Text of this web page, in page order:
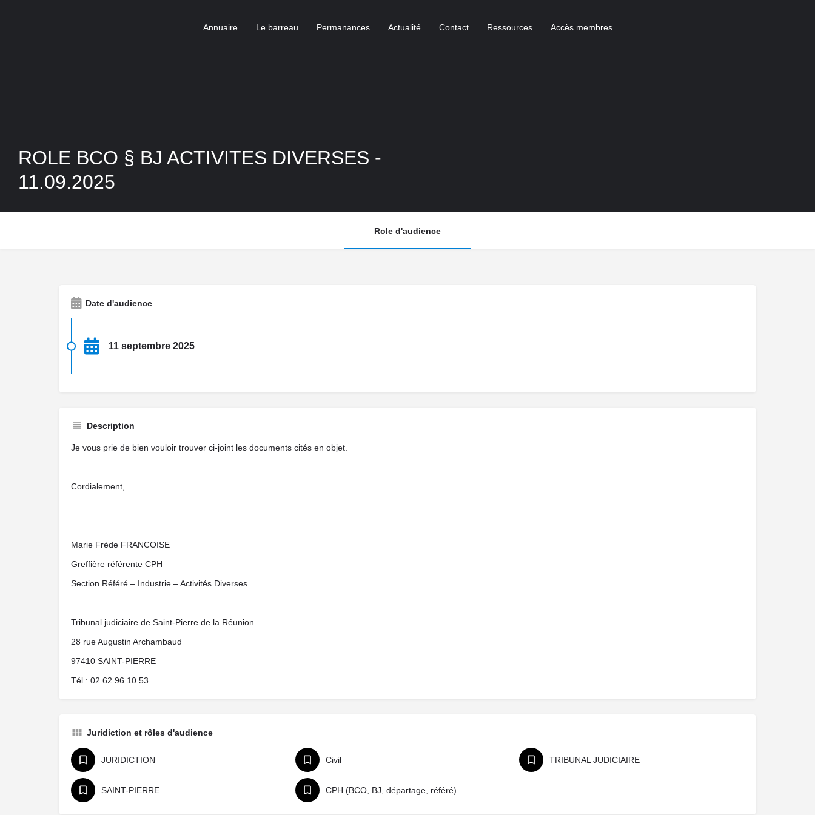
Annuaire Le barreau Permanances Actualité Contact Ressources Accès membres
ROLE BCO § BJ ACTIVITES DIVERSES -
11.09.2025
Role d'audience
Date d'audience
11 septembre 2025
Description
Je vous prie de bien vouloir trouver ci-joint les documents cités en objet.
Cordialement,
Marie Fréde FRANCOISE
Greffière référente CPH
Section Référé – Industrie – Activités Diverses
Tribunal judiciaire de Saint-Pierre de la Réunion
28 rue Augustin Archambaud
97410 SAINT-PIERRE
Tél : 02.62.96.10.53
Juridiction et rôles d'audience
JURIDICTION Civil TRIBUNAL JUDICIAIRE
SAINT-PIERRE CPH (BCO, BJ, départage, référé)